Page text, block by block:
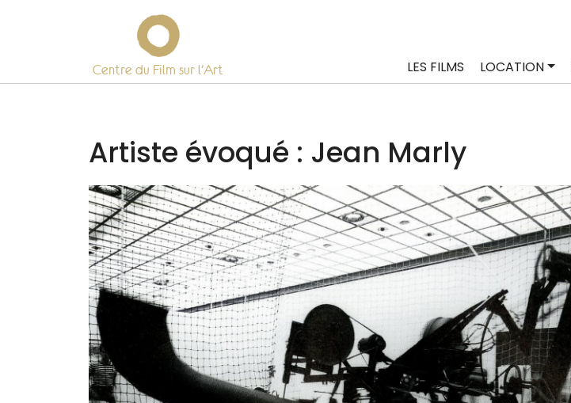
Centre du Film sur l’Art LES FILMS LOCATION
Artiste évoqué : Jean Marly